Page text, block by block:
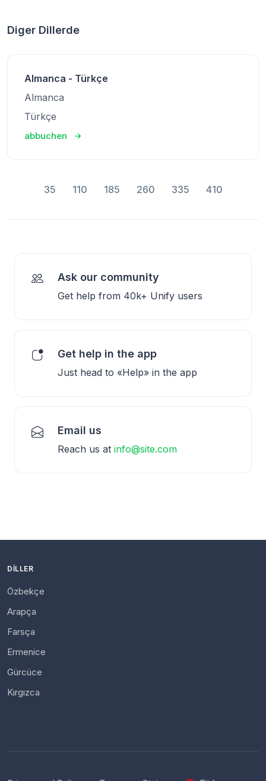
Diger Dillerde
Almanca - Türkçe
Almanca
Türkçe
abbuchen
35 110 185 260 335 410
Ask our community
Get help from 40k+ Unify users
Get help in the app
Just head to «Help» in the app
Email us
Reach us at info@site.com
DILLER
Özbekçe
Arapça
Farsça
Ermenice
Gürcüce
Kırgızca